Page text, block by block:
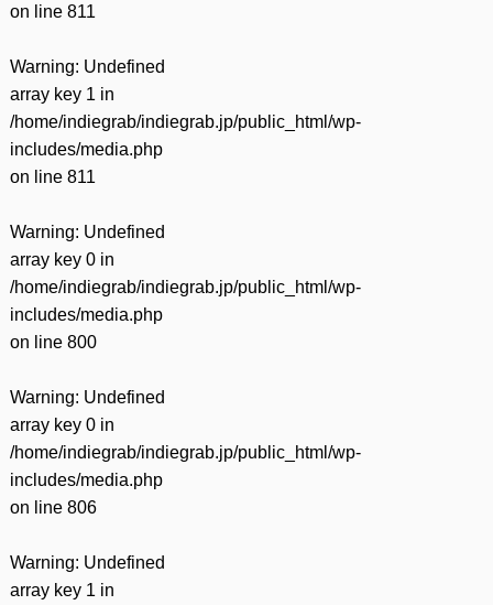
on line 811
Warning: Undefined
array key 1 in
/home/indiegrab/indiegrab.jp/public_html/wp-
includes/media.php
on line 811
Warning: Undefined
array key 0 in
/home/indiegrab/indiegrab.jp/public_html/wp-
includes/media.php
on line 800
Warning: Undefined
array key 0 in
/home/indiegrab/indiegrab.jp/public_html/wp-
includes/media.php
on line 806
Warning: Undefined
array key 1 in